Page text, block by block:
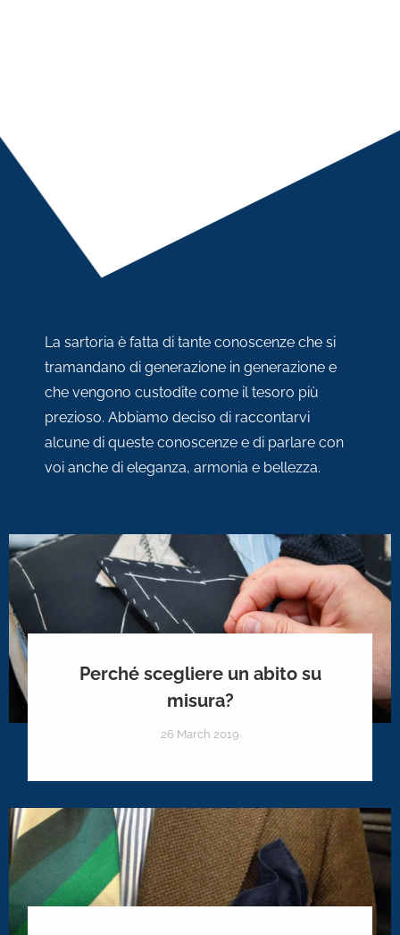
La sartoria è fatta di tante conoscenze che si
tramandano di generazione in generazione e
che vengono custodite come il tesoro più
prezioso. Abbiamo deciso di raccontarvi
alcune di queste conoscenze e di parlare con
voi anche di eleganza, armonia e bellezza.
Perché scegliere un abito su
misura?
26 March 2019